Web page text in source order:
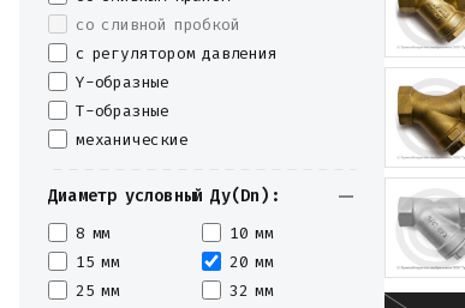
со сливной пробкой
с регулятором давления
Y-образные
Т-образные
механические
Диаметр условный Ду(Dn):
8 мм
10 мм
15 мм
20 мм
25 мм
32 мм